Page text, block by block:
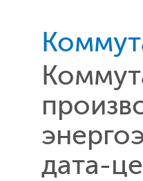
дата-